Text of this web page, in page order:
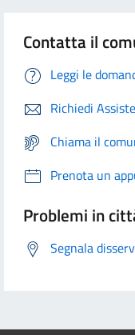
Contatta il
Leggi le
Richiedi
Chiama il
Prenota un
Problemi in
Segnala